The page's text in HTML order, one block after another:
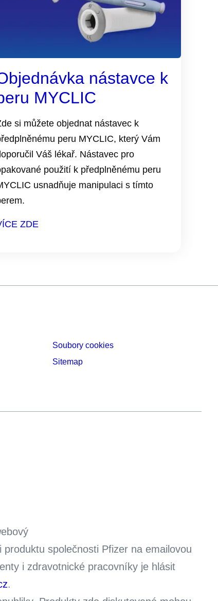
nástavce k
MYCLIC
si můžete objednat nástavec k
peru MYCLIC, který Vám
Váš lékař. Nástavec pro
použití k předplněnému peru
usnadňuje manipulaci s tímto
ZDE
Soubory cookies
Sitemap
společnosti Pfizer na emailovou
i zdravotnické pracovníky je hlásit
.